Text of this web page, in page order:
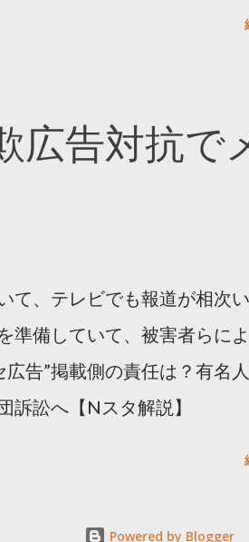
kakusan
広告対抗で
て、テレビでも報道が相次
準備していて、被害者らに
告”掲載側の責任は？有名
訟へ【Nスタ解説】
Powered by Blogger